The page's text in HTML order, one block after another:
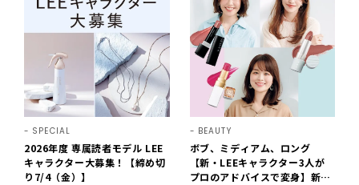
SPECIAL
2026年度 専属読者モデル LEE
キャラクター大募集！【締め切
り7/4（金）】
BEAUTY
ボブ、ミディアム、ロング
【新・LEEキャラクター3人が
プロのアドバイスで変身】新し